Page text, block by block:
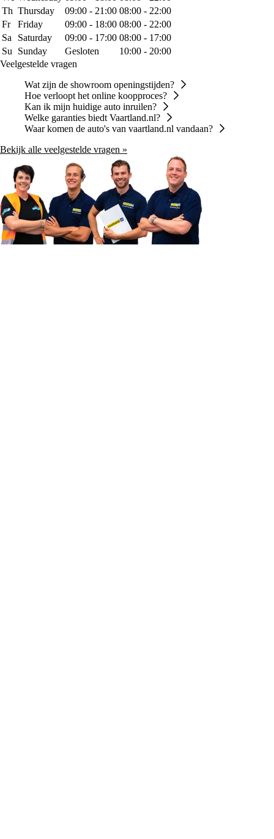
Th Thursday 09:00 - 21:00 08:00 - 22:00
Fr
Friday 09:00 - 18:00 08:00 - 22:00
Sa
Saturday 09:00 - 17:00 08:00 - 17:00
Su
Sunday Gesloten
10:00 - 20:00
Veelgestelde vragen
Wat zijn de showroom openingstijden?
Hoe verloopt het online koopproces?
Kan ik mijn huidige auto inruilen?
Welke garanties biedt Vaartland.nl?
Waar komen de auto's van vaartland.nl vandaan?
Bekijk alle veelgestelde vragen »